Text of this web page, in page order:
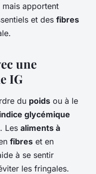
mais apportent
et des fibres
une
IG
du poids ou à le
glycémique
Les aliments à
fibres et en
à se sentir
les fringales.